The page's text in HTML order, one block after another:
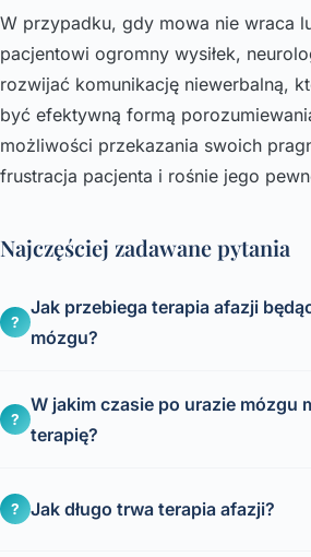
W przypadku, gdy mowa nie wraca
pacjentowi ogromny wysiłek,
rozwijać komunikację niewerbalną,
być efektywną formą
możliwości przekazania swoich
frustracja pacjenta i rośnie jego
Najczęściej zadawane pytania
?
Jak przebiega terapia afazji
mózgu?
?
W jakim czasie po urazie mózgu
terapię?
? Jak długo trwa terapia afazji?